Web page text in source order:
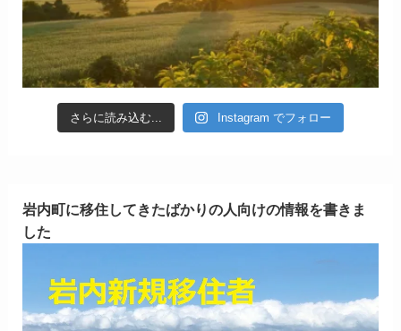
さらに読み込む... Instagram でフォロー
岩内町に移住してきたばかりの人向けの情報を書きま
した